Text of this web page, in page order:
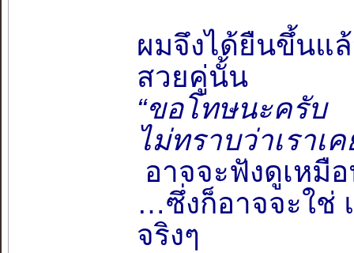
ผมจึงได้ยืนขึ้นแ
สวยคู่นั้น
“ขอโทษนะครับ
ไม่ทราบว่าเราเ
อาจจะฟังดูเหมื
…ซึ่งก็อาจจะใช่
จริงๆ